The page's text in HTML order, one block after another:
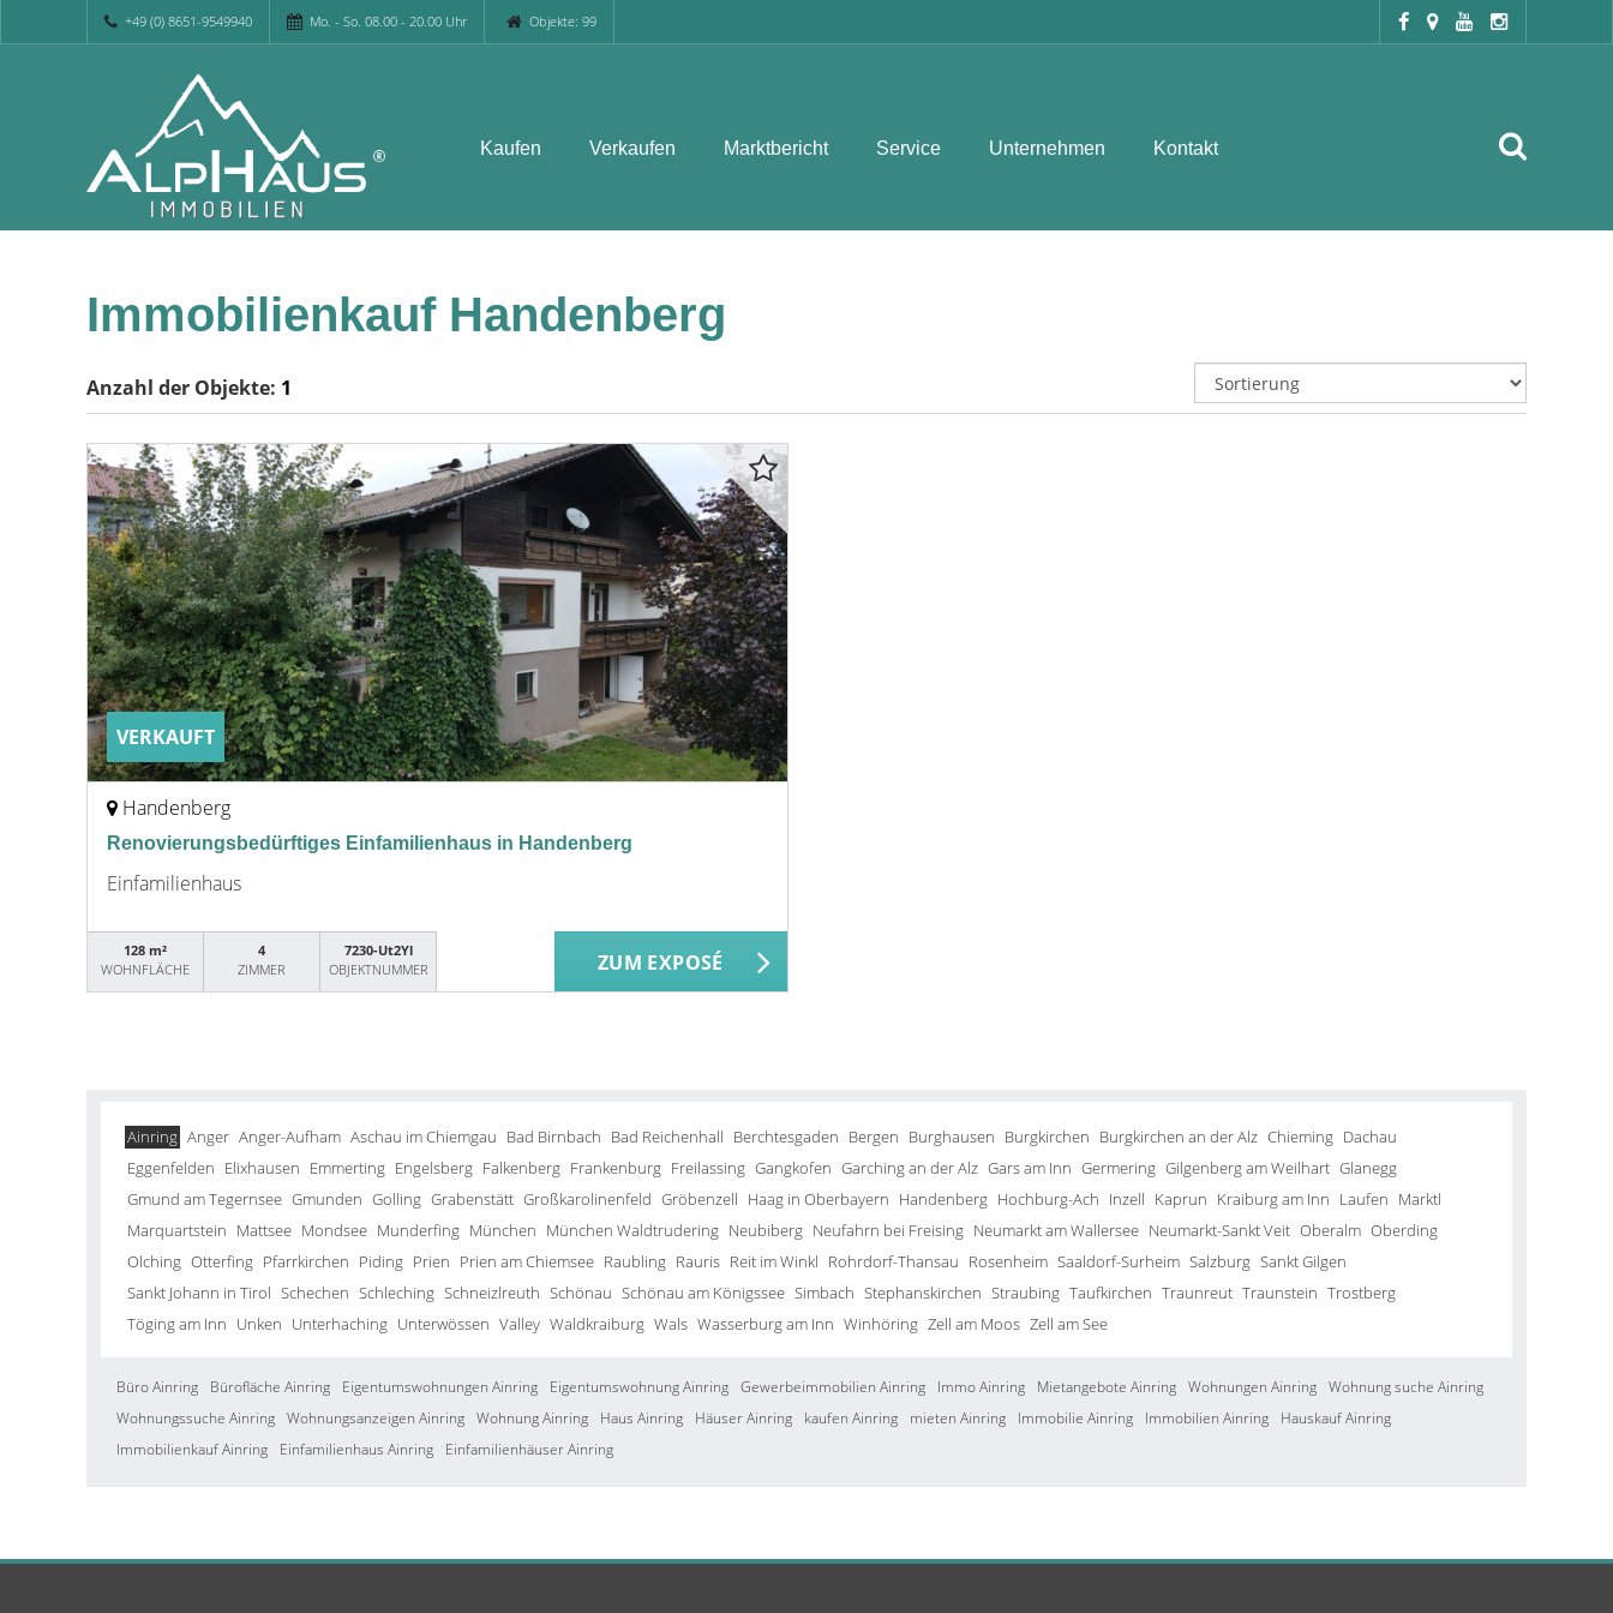
+49 (0) 8651-9549940 Mo. - So. 08.00 - 20.00 Uhr Objekte: 99
Kaufen Verkaufen Marktbericht Service Unternehmen Kontakt
Immobilienkauf Handenberg
Anzahl der Objekte: 1
VERKAUFT
Handenberg
Renovierungsbedürftiges Einfamilienhaus in Handenberg
Einfamilienhaus
128 m²
WOHNFLÄCHE
4
ZIMMER
7230-Ut2Yl
OBJEKTNUMMER
ZUM EXPOSÉ
Ainring Anger Anger-Aufham Aschau im Chiemgau Bad Birnbach Bad Reichenhall Berchtesgaden Bergen Burghausen Burgkirchen Burgkirchen an der Alz Chieming Dachau
Eggenfelden Elixhausen Emmerting Engelsberg Falkenberg Frankenburg Freilassing Gangkofen Garching an der Alz Gars am Inn Germering Gilgenberg am Weilhart Glanegg
Gmund am Tegernsee Gmunden Golling Grabenstätt Großkarolinenfeld Gröbenzell Haag in Oberbayern Handenberg Hochburg-Ach Inzell Kaprun Kraiburg am Inn Laufen Marktl
Marquartstein Mattsee Mondsee Munderfing München München Waldtrudering Neubiberg Neufahrn bei Freising Neumarkt am Wallersee Neumarkt-Sankt Veit Oberalm Oberding
Olching Otterfing Pfarrkirchen Piding Prien Prien am Chiemsee Raubling Rauris Reit im Winkl Rohrdorf-Thansau Rosenheim Saaldorf-Surheim Salzburg Sankt Gilgen
Sankt Johann in Tirol Schechen Schleching Schneizlreuth Schönau Schönau am Königssee Simbach Stephanskirchen Straubing Taufkirchen Traunreut Traunstein Trostberg
Töging am Inn Unken Unterhaching Unterwössen Valley Waldkraiburg Wals Wasserburg am Inn Winhöring Zell am Moos Zell am See
Büro Ainring Bürofläche Ainring Eigentumswohnungen Ainring Eigentumswohnung Ainring Gewerbeimmobilien Ainring Immo Ainring Mietangebote Ainring Wohnungen Ainring Wohnung suche Ainring
Wohnungssuche Ainring Wohnungsanzeigen Ainring Wohnung Ainring Haus Ainring Häuser Ainring kaufen Ainring mieten Ainring Immobilie Ainring Immobilien Ainring
Hauskauf Ainring
Immobilienkauf Ainring
Einfamilienhaus Ainring Einfamilienhäuser Ainring